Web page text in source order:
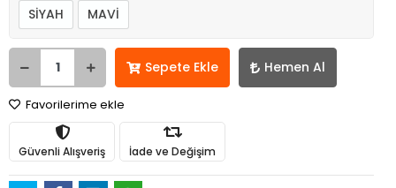
SİYAH
MAVİ
Sepete Ekle Hemen Al
Favorilerime ekle
Güvenli Alışveriş İade ve Değişim